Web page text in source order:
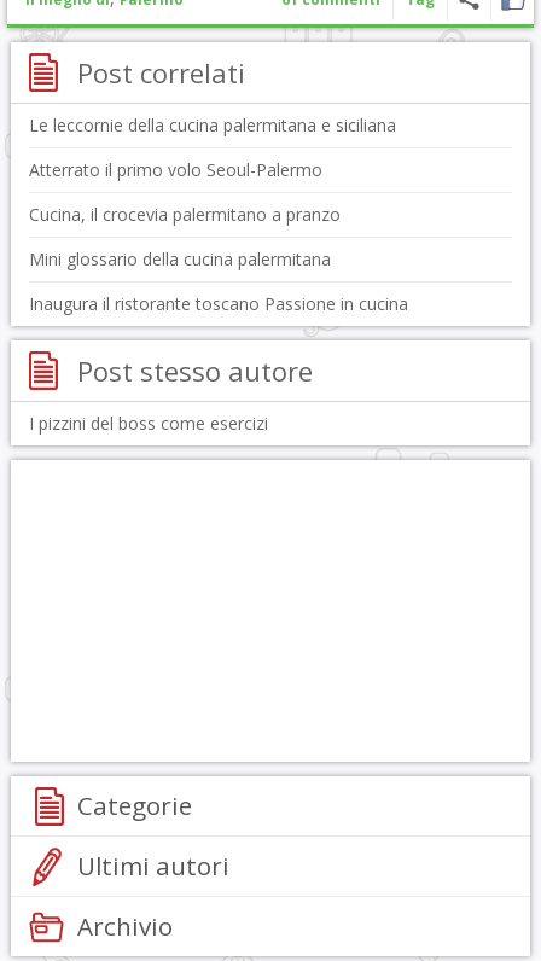
Post correlati
Le leccornie della cucina palermitana e siciliana
Atterrato il primo volo Seoul-Palermo
Cucina, il crocevia palermitano a pranzo
Mini glossario della cucina palermitana
Inaugura il ristorante toscano Passione in cucina
Post stesso autore
I pizzini del boss come esercizi
Categorie
Ultimi autori
Archivio